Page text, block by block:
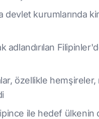
devlet kurumlarında
adlandırılan
özellikle
ile hedef